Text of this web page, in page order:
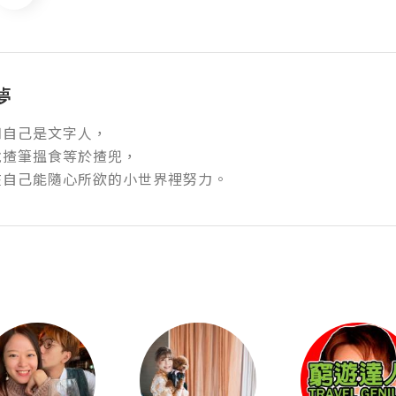
己是文字人，
筆搵食等於揸兜，
己能隨心所欲的小世界裡努力。